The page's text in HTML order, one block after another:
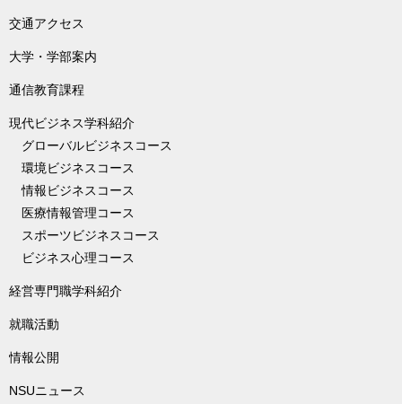
交通アクセス
大学・学部案内
通信教育課程
現代ビジネス学科紹介
グローバルビジネスコース
環境ビジネスコース
情報ビジネスコース
医療情報管理コース
スポーツビジネスコース
ビジネス心理コース
経営専門職学科紹介
就職活動
情報公開
NSUニュース